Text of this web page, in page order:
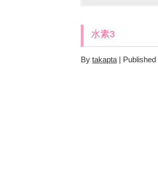
水素3
By takapta | Published